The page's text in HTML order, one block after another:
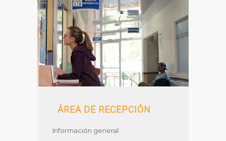
ÁREA DE RECEPCIÓN
Información general